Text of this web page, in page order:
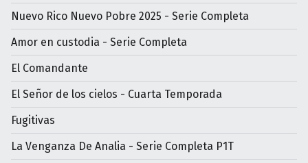
Nuevo Rico Nuevo Pobre 2025 - Serie Completa
Amor en custodia - Serie Completa
El Comandante
El Señor de los cielos - Cuarta Temporada
Fugitivas
La Venganza De Analia - Serie Completa P1T